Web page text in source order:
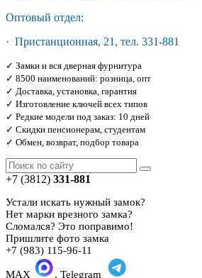
Оптовый отдел:
· Пристанционная, 21, тел. 331-881
✓ Замки и вся дверная фурнитура
✓ 8500 наименований: розница, опт
✓ Доставка, установка, гарантия
✓ Изготовление ключей всех типов
✓ Редкие модели под заказ: 10 дней
✓ Скидки пенсионерам, студентам
✓ Обмен, возврат, подбор товара
+7 (3812) 331-881
Устали искать нужный замок?
Нет марки врезного замка?
Сломался? Это поправимо!
Пришлите фото замка
+7 (983) 115-96-11
MAX
, Telegram